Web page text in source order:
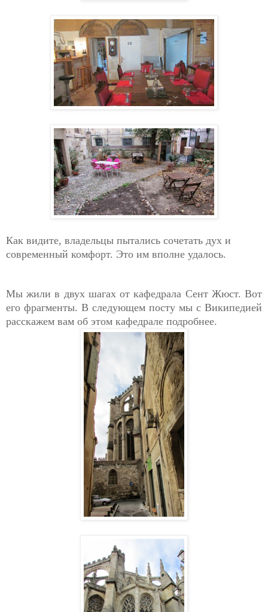
Как видите, владельцы пытались сочетать дух и
современный комфорт. Это им вполне удалось.
Мы жили в двух шагах от кафедрала Сент Жюст. Вот
его фрагменты. В следующем посту мы с Википедией
расскажем вам об этом кафедрале подробнее.